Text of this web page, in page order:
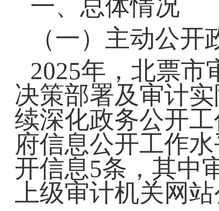
一、总体情况
（一）主动公
2025年，北票市
决策部署及审计
续深化政务公开
府信息公开工作
开信息5条，其中
上级审计机关网